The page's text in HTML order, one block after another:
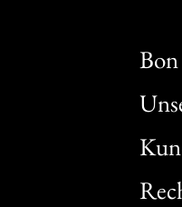
Bon
Clic